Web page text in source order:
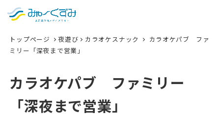
検索
トップページ 夜遊び カラオケスナック
カラオケパブ ファ
ミリー「深夜まで営業」
カラオケパブ ファミリー
「深夜まで営業」